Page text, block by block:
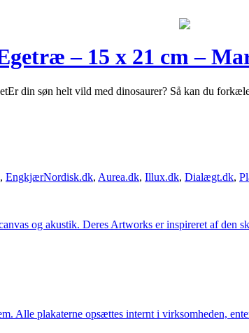
– 15 x 21 cm –
din søn helt vild med dinosaurer? Så kan du
, EngkjærNordisk.dk, Aurea.dk, Illux.dk, Dialægt.dk,
og akustik. Deres Artworks er inspireret af den
Alle plakaterne opsættes internt i virksomheden,